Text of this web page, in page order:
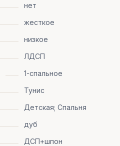
нет
жесткое
низкое
ЛДСП
1-спальное
Тунис
Детская; Спальня
дуб
ДСП+шпон